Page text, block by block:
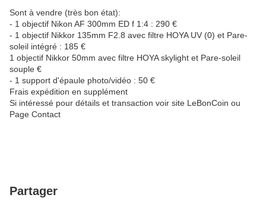
Sont à vendre (très bon état):
- 1 objectif Nikon AF 300mm ED f 1:4 : 290 €
- 1 objectif Nikkor 135mm F2.8 avec filtre HOYA UV (0) et Pare-
soleil intégré : 185 €
1 objectif Nikkor 50mm avec filtre HOYA skylight et Pare-soleil
souple €
- 1 support d'épaule photo/vidéo : 50 €
Frais expédition en supplément
Si intéressé pour détails et transaction voir site LeBonCoin ou
Page Contact
Partager